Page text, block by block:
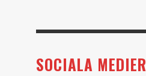
SOCIALA MEDIER